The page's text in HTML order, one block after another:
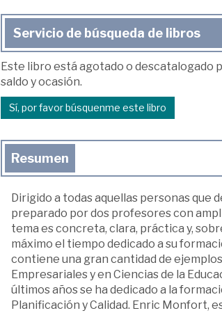
Servicio de búsqueda de libros
Este libro está agotado o descatalogado
saldo y ocasión.
Sí, por favor búsquenme este libro
Resumen
Dirigido a todas aquellas personas que
preparado por dos profesores con
tema es concreta, clara, práctica y,
máximo el tiempo dedicado a su
contiene una gran cantidad de
Empresariales y en Ciencias de la
últimos años se ha dedicado a la
Planificación y Calidad. Enric Monfort,